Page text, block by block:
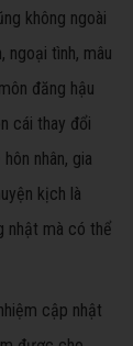
không ngoài
ngoại tình, mâu
đăng hậu
cái thay đổi
nhân, gia
kịch là
nhật mà có thể
cập nhật